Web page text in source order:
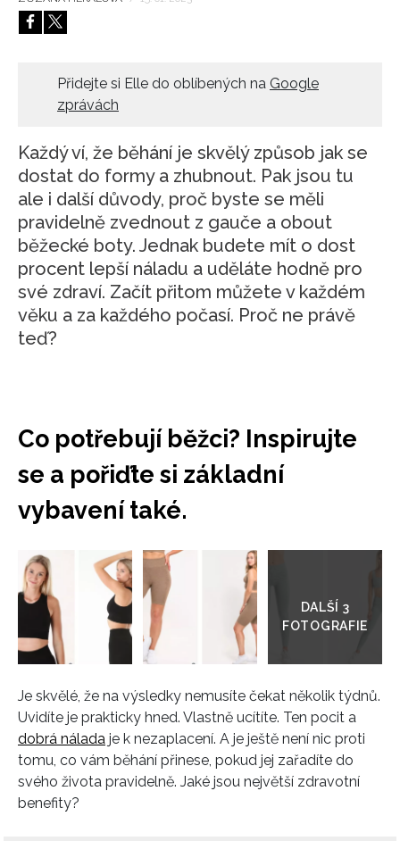
HOME
Přidejte si Elle do oblíbených na Google
zprávách
Každý ví, že běhání je skvělý způsob jak se
dostat do formy a zhubnout. Pak jsou tu
ale i další důvody, proč byste se měli
pravidelně zvednout z gauče a obout
běžecké boty. Jednak budete mít o dost
procent lepší náladu a uděláte hodně pro
své zdraví. Začít přitom můžete v každém
věku a za každého počasí. Proč ne právě
teď?
Co potřebují běžci? Inspirujte
se a pořiďte si základní
vybavení také.
galerie
Je skvělé, že na výsledky nemusíte čekat několik týdnů.
Uvidíte je prakticky hned. Vlastně ucítíte. Ten pocit a
dobrá nálada je k nezaplacení. A je ještě není nic proti
tomu, co vám běhání přinese, pokud jej zařadíte do
svého života pravidelně. Jaké jsou největší zdravotní
benefity?